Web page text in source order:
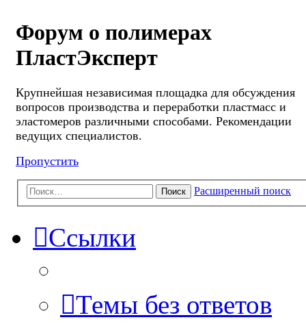
Форум о полимерах
ПластЭксперт
Крупнейшая независимая площадка для обсуждения
вопросов производства и переработки пластмасс и
эластомеров различными способами. Рекомендации
ведущих специалистов.
Пропустить
Поиск Расширенный поиск
Ссылки
Темы без ответов